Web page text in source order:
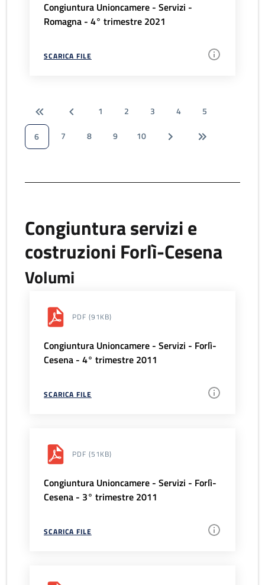
Congiuntura Unioncamere - Servizi -
Romagna - 4° trimestre 2021
SCARICA FILE
1 2 3 4
5
6
7 8 9 10
Congiuntura servizi e
costruzioni Forlì-Cesena
Volumi
PDF (91KB)
Congiuntura Unioncamere - Servizi - Forlì-
Cesena - 4° trimestre 2011
SCARICA FILE
PDF (51KB)
Congiuntura Unioncamere - Servizi - Forlì-
Cesena - 3° trimestre 2011
SCARICA FILE